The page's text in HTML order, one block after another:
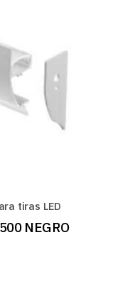
tiras LED
NEGRO